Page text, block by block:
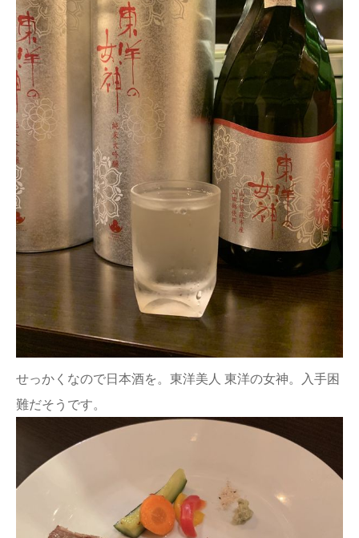
せっかくなので日本酒を。東洋美人 東洋の女神。入手困
難だそうです。